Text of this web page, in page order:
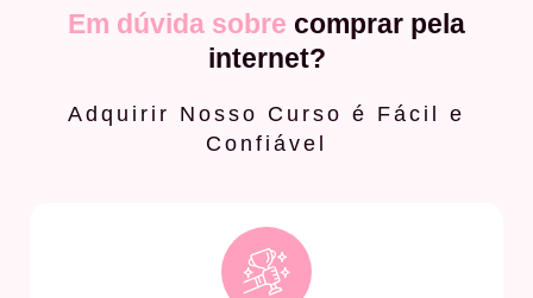
Em dúvida sobre comprar pela
internet?
Adquirir Nosso Curso é Fácil e
Confiável